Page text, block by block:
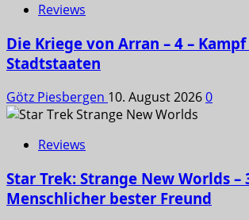
Reviews
Die Kriege von Arran – 4 –
Stadtstaaten
Götz Piesbergen 10. August 20260
Reviews
Star Trek: Strange New Worlds –
Menschlicher bester Freund